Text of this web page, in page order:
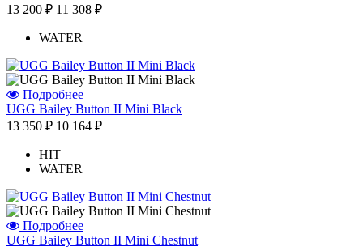
13 200 ₽ 11 308 ₽
WATER
Подробнее
UGG Bailey Button II Mini Black
13 350 ₽ 10 164 ₽
HIT
WATER
Подробнее
UGG Bailey Button II Mini Chestnut